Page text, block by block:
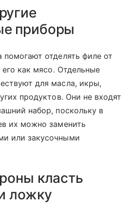
приборы
отделять филе от
его как мясо. Отдельные
для масла, икры,
продуктов. Они не входят
набор, поскольку в
их можно заменить
или закусочными
класть
ложку